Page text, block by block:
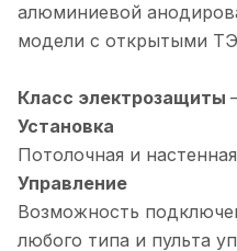
алюминиевой
модели с открытыми
Класс электрозащиты
Установка
Потолочная и настенная
Управление
Возможность
любого типа и пульта